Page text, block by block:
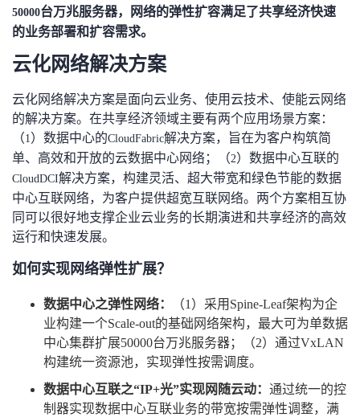
50000台万兆服务器，网络的弹性扩容满足了共享经济快速
的业务部署和扩容需求。
云化网络解决方案
云化网络解决方案是面向云业务、使用云技术、使能云网络
的解决方案。在共享经济领域主要有两个应用场景方案：
（1）数据中心的CloudFabric解决方案，旨在为客户构筑简
单、高效和开放的云数据中心网络；（2）数据中心互联的
CloudDCI解决方案，构建灵活、超大带宽和绿色节能的数据
中心互联网络，为客户提供超宽互联网络。两个方案相互协
同可以很好地支撑企业云业务的长期演进和共享经济的高效
运行和快速发展。
如何实现网络弹性扩展？
数据中心之弹性网络： （1 ）采用 Spine-Leaf架构为企
业构建一个Scale-out的基础网络架构，最大可为单数据
中心集群扩展50000台万兆服务器；（2）通过VxLAN
构建统一资源池，实现弹性按需调度。
数据中心互联之“IP+光”实现网随云动： 通过统一的控
制器实现数据中心互联业务的带宽按需弹性调整，满